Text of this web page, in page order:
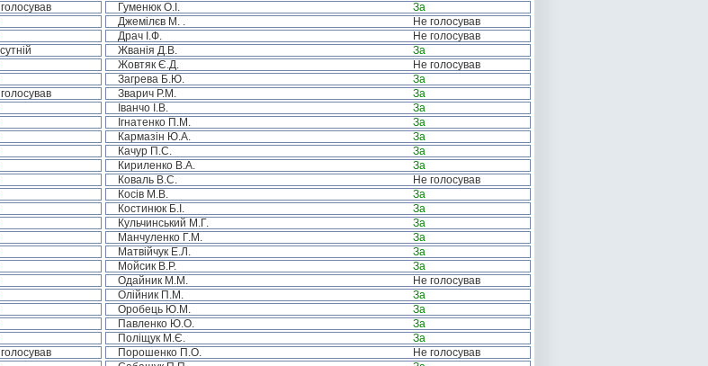
Гуменюк О.І.
За
Джемілєв М. .
Не голосував
Драч І.Ф.
Не голосував
Жванія Д.В.
За
Жовтяк Є.Д.
Не голосував
Загрева Б.Ю.
За
Зварич Р.М.
За
Іванчо І.В.
За
Ігнатенко П.М.
За
Кармазін Ю.А.
За
Качур П.С.
За
Кириленко В.А.
За
Коваль В.С.
Не голосував
Косів М.В.
За
Костинюк Б.І.
За
Кульчинський М.Г.
За
Манчуленко Г.М.
За
Матвійчук Е.Л.
За
Мойсик В.Р.
За
Одайник М.М.
Не голосував
Олійник П.М.
За
Оробець Ю.М.
За
Павленко Ю.О.
За
Поліщук М.Є.
За
Порошенко П.О.
Не голосував